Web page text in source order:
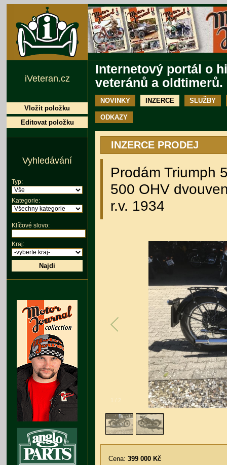
Internetový portál o
veteránů a oldtimerů.
NOVINKY INZERCE SLUŽBY
ODKAZY
INZERCE PRODEJ
Prodám Triumph
500 OHV
r.v. 1934
/ 2
Cena: 399 000 Kč
iVeteran.cz
Vložit položku
Editovat položku
Vyhledávání
Typ:
Kategorie:
Klíčové slovo:
Kraj:
Najdi